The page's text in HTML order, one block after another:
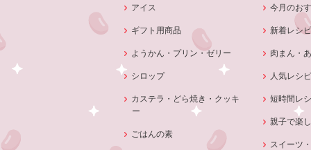
アイス
ギフト用商品
ようかん・プリン・ゼリー
シロップ
カステラ・どら焼き・クッキ
ー
ごはんの素
今月のお
新着レシピ
肉まん・
人気レシ
短時間レ
親子で楽
スイーツ